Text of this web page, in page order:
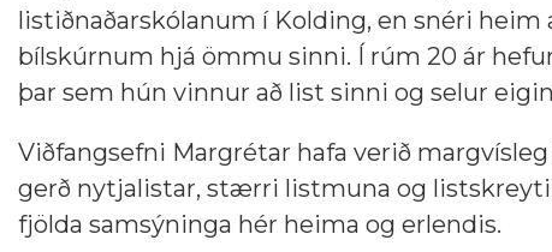
listiðnaðarskólanum í Kolding, en snéri
bílskúrnum hjá ömmu sinni. Í rúm 20 ár
þar sem hún vinnur að list sinni og selur
Viðfangsefni Margrétar hafa verið
gerð nytjalistar, stærri listmuna og
fjölda samsýninga hér heima og erlendis.